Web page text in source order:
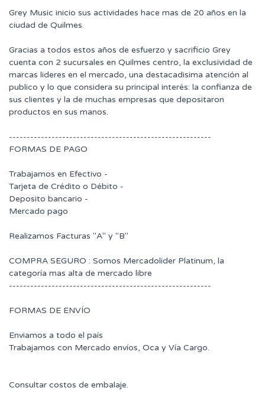
Grey Music inicio sus actividades hace mas de 20 años en la
ciudad de Quilmes.
Gracias a todos estos años de esfuerzo y sacrificio Grey
cuenta con 2 sucursales en Quilmes centro, la exclusividad de
marcas lideres en el mercado, una destacadisima atención al
publico y lo que considera su principal interés: la confianza de
sus clientes y la de muchas empresas que depositaron
productos en sus manos.
---------------------------------------------------------
FORMAS DE PAGO
Trabajamos en Efectivo -
Tarjeta de Crédito o Débito -
Deposito bancario -
Mercado pago
Realizamos Facturas "A" y "B"
COMPRA SEGURO : Somos Mercadolider Platinum, la
categoría mas alta de mercado libre
---------------------------------------------------------
FORMAS DE ENVÍO
Enviamos a todo el país
Trabajamos con Mercado envíos, Oca y Vía Cargo.
Consultar costos de embalaje.